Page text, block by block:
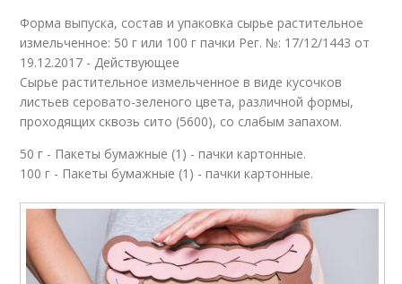
Форма выпуска, состав и упаковка сырье растительное
измельченное: 50 г или 100 г пачки Рег. №: 17/12/1443 от
19.12.2017 - Действующее
Сырье растительное измельченное в виде кусочков
листьев серовато-зеленого цвета, различной формы,
проходящих сквозь сито (5600), со слабым запахом.
50 г - Пакеты бумажные (1) - пачки картонные.
100 г - Пакеты бумажные (1) - пачки картонные.